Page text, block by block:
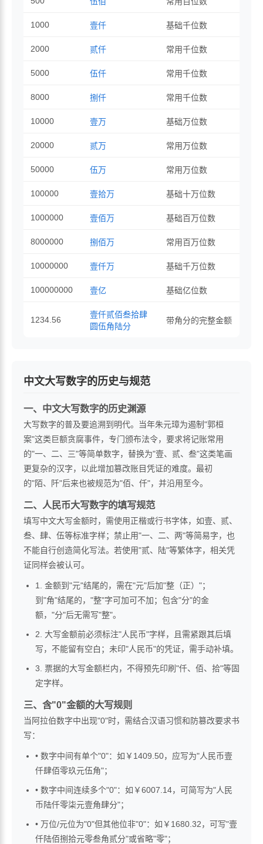
1000 壹仟 基础千位数
2000 贰仟 常用千位数
5000 伍仟 常用千位数
8000 捌仟 常用千位数
10000 壹万 基础万位数
20000 贰万 常用万位数
50000 伍万 常用万位数
100000 壹拾万 基础十万位数
1000000 壹佰万 基础百万位数
8000000 捌佰万 常用百万位数
10000000 壹仟万 基础千万位数
100000000 壹亿 基础亿位数
1234.56
壹仟贰佰叁拾肆
圆伍角陆分
带角分的完整金额
中文大写数字的历史与规范
一、中文大写数字的历史渊源
大写数字的普及要追溯到明代。当年朱元璋为遏制"郭桓
案"这类巨额贪腐事件，专门颁布法令，要求将记账常用
的"一、二、三"等简单数字，替换为"壹、贰、叁"这类笔画
更复杂的汉字，以此增加篡改账目凭证的难度。最初
的"陌、阡"后来也被规范为"佰、仟"，并沿用至今。
二、人民币大写数字的填写规范
填写中文大写金额时，需使用正楷或行书字体，如壹、贰、
叁、肆、伍等标准字样；禁止用"一、二、两"等简易字，也
不能自行创造简化写法。若使用"贰、陆"等繁体字，相关凭
证同样会被认可。
1. 金额到"元"结尾的，需在"元"后加"整（正）"；
到"角"结尾的，"整"字可加可不加；包含"分"的金
额，"分"后无需写"整"。
2. 大写金额前必须标注"人民币"字样，且需紧跟其后填
写，不能留有空白；未印"人民币"的凭证，需手动补填。
3. 票据的大写金额栏内，不得预先印刷"仟、佰、拾"等固
定字样。
三、含"0"金额的大写规则
当阿拉伯数字中出现"0"时，需结合汉语习惯和防篡改要求书
写：
• 数字中间有单个"0"：如￥1409.50，应写为"人民币壹
仟肆佰零玖元伍角"；
• 数字中间连续多个"0"：如￥6007.14，可简写为"人民
币陆仟零柒元壹角肆分"；
• 万位/元位为"0"但其他位非"0"：如￥1680.32，可写"壹
仟陆佰捌拾元零叁角贰分"或省略"零"；